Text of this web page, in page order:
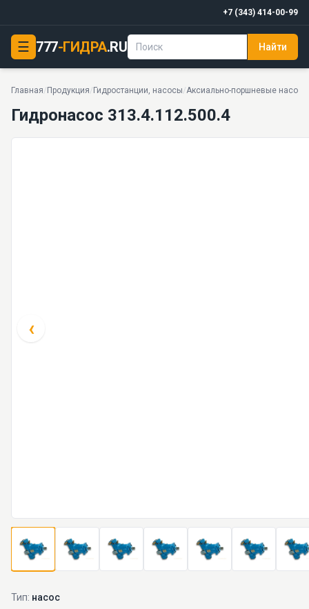
+7 (343) 414-00-99
☰ 777-ГИДРА.RU Найти
Главная/ Продукция/ Гидростанции, насосы/Аксиально-поршневые
Гидронасос 313.4.112.500.4
Гидронасос 313.4.112.500.4
‹
Тип: насос